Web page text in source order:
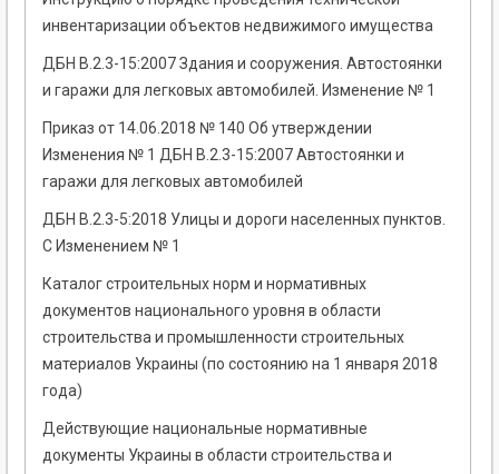
инвентаризации объектов недвижимого имущества
ДБН В.2.3-15:2007 Здания и сооружения. Автостоянки
и гаражи для легковых автомобилей. Изменение № 1
Приказ от 14.06.2018 № 140 Об утверждении
Изменения № 1 ДБН В.2.3-15:2007 Автостоянки и
гаражи для легковых автомобилей
ДБН В.2.3-5:2018 Улицы и дороги населенных пунктов.
С Изменением № 1
Каталог строительных норм и нормативных
документов национального уровня в области
строительства и промышленности строительных
материалов Украины (по состоянию на 1 января 2018
года)
Действующие национальные нормативные
документы Украины в области строительства и